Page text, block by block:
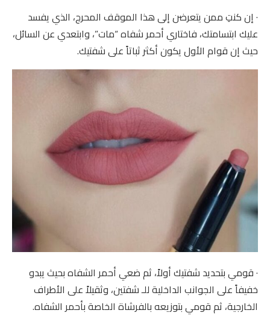
· إن كنتِ ممن يتعرضن إلى هذا الموقف المحرج، الذي يفسد
عليك ابتسامتك، فاختاري أحمر شفاه “مات”، وابتعدي عن السائل،
حيث إن قوام الأول يكون أكثر ثباتاً على شفتيك.
· قومي بتحديد شفتيك أولاً، ثم ضعي أحمر الشفاه بحيث يبدو
خفيفاً على الجوانب الداخلية للـ شفتين، وثقيلاً على الأطراف
الخارجية، ثم قومي بتوزيعه بالفرشاة الخاصة بأحمر الشفاه.